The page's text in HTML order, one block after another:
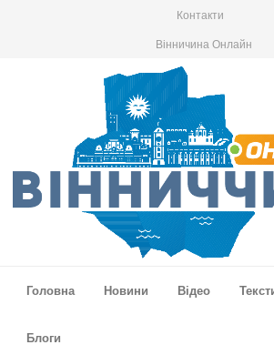
Контакти
Вінничина Онлайн
Головна
Новини Відео
Блоги